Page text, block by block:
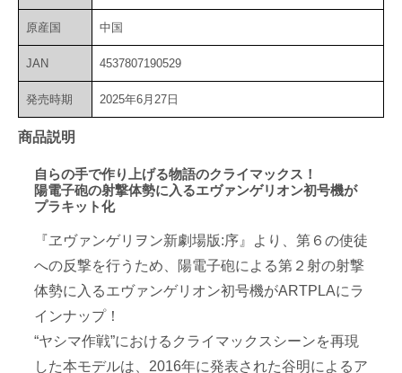
原産国 中国
JAN 4537807190529
発売時期 2025年6月27日
商品説明
自らの手で作り上げる物語のクライマックス！
陽電子砲の射撃体勢に入るエヴァンゲリオン初号機が
プラキット化
『ヱヴァンゲリヲン新劇場版:序』より、第６の使徒
への反撃を行うため、陽電子砲による第２射の射撃
体勢に入るエヴァンゲリオン初号機がARTPLAにラ
インナップ！
“ヤシマ作戦”におけるクライマックスシーンを再現
した本モデルは、2016年に発表された谷明によるア